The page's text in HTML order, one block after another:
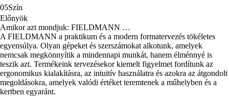
05Szín
Előnyök
Amikor azt mondjuk: FIELDMANN …
A FIELDMANN a praktikum és a modern formatervezés tökéletes
egyensúlya. Olyan gépeket és szerszámokat alkotunk, amelyek
nemcsak megkönnyítik a mindennapi munkát, hanem élménnyé is
teszik azt. Termékeink tervezésekor kiemelt figyelmet fordítunk az
ergonomikus kialakításra, az intuitív használatra és azokra az átgondolt
megoldásokra, amelyek valódi értéket teremtenek a műhelyben és a
kertben egyaránt.